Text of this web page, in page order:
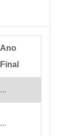
Ano
Final
...
...